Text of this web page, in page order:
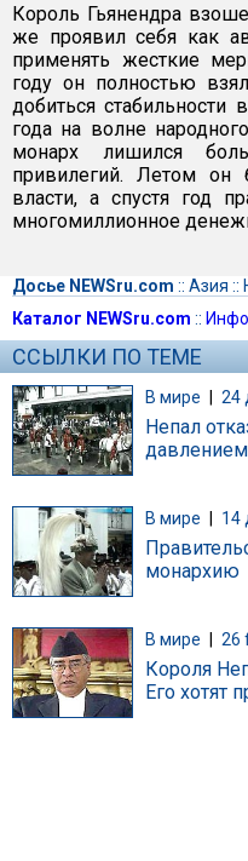
Король Гьянендра
же проявил себя как
применять жесткие
году он полностью
добиться стабильности
года на волне
монарх лишился
привилегий. Летом он
власти, а спустя год
многомиллионное
Досье NEWSru.com :: Азия ::
Каталог NEWSru.com ::
ССЫЛКИ ПО ТЕМЕ
В мире | 24
Непал
В мире 14
монархию
В мире 26
Короля
Его хотят